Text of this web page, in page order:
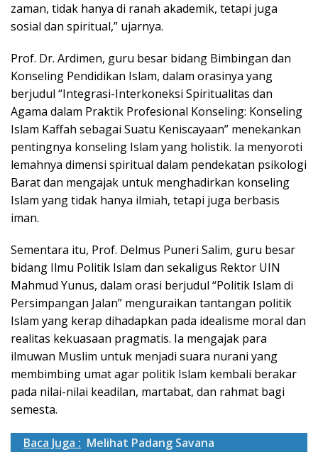
zaman, tidak hanya di ranah akademik, tetapi juga
sosial dan spiritual,” ujarnya.
Prof. Dr. Ardimen, guru besar bidang Bimbingan dan
Konseling Pendidikan Islam, dalam orasinya yang
berjudul “Integrasi-Interkoneksi Spiritualitas dan
Agama dalam Praktik Profesional Konseling: Konseling
Islam Kaffah sebagai Suatu Keniscayaan” menekankan
pentingnya konseling Islam yang holistik. Ia menyoroti
lemahnya dimensi spiritual dalam pendekatan psikologi
Barat dan mengajak untuk menghadirkan konseling
Islam yang tidak hanya ilmiah, tetapi juga berbasis
iman.
Sementara itu, Prof. Delmus Puneri Salim, guru besar
bidang Ilmu Politik Islam dan sekaligus Rektor UIN
Mahmud Yunus, dalam orasi berjudul “Politik Islam di
Persimpangan Jalan” menguraikan tantangan politik
Islam yang kerap dihadapkan pada idealisme moral dan
realitas kekuasaan pragmatis. Ia mengajak para
ilmuwan Muslim untuk menjadi suara nurani yang
membimbing umat agar politik Islam kembali berakar
pada nilai-nilai keadilan, martabat, dan rahmat bagi
semesta.
Baca Juga : Melihat Padang Savana